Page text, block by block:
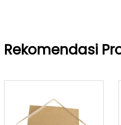
Rekomendasi